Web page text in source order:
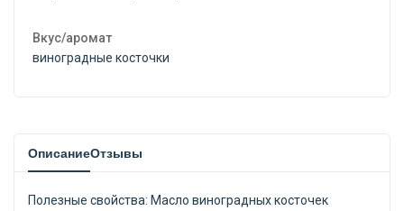
Вкус/аромат
виноградные косточки
ОписаниеОтзывы
Полезные свойства: Масло виноградных косточек